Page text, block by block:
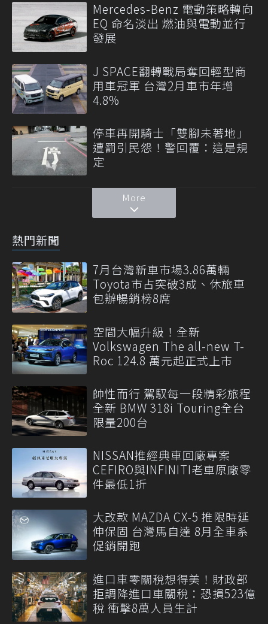
Mercedes-Benz 電動策略轉向
EQ 命名淡出 燃油與電動並行
發展
J SPACE翻轉戰局奪回輕型商
用車冠軍 台灣2月車市年增
4.8%
停車再開騎士「雙腳未著地」
遭罰引民怨！警回覆：這是規
定
More
熱門新聞
7月台灣新車市場3.86萬輛
Toyota市占突破3成、休旅車
包辦暢銷榜8席
空間大幅升級！全新
Volkswagen The all-new T-
Roc 124.8 萬元起正式上市
帥性而行 駕馭每一段精彩旅程
全新 BMW 318i Touring全台
限量200台
NISSAN推經典車回廠專案
CEFIRO與INFINITI老車原廠零
件最低1折
大改款 MAZDA CX-5 推限時延
伸保固 台灣馬自達 8月全車系
促銷開跑
進口車零關稅想得美！財政部
拒調降進口車關稅：恐損523億
稅 衝擊8萬人員生計